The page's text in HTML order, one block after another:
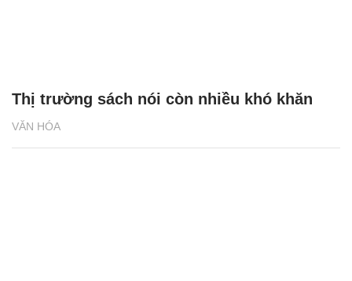
VĂN HÓA
Thị trường sách nói còn nhiều khó khăn